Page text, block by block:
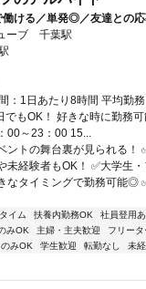
働ける／単発◎／友達との
ーブ 千葉駅
：1日あたり8時間 平均勤
でもOK！ 好きな時に勤務可
00～23：00 15...
ントの舞台裏が見られる！
未経験者もOK！ ✅大学生
なタイミングで勤務可能◎
イム 扶養内勤務OK 社員登用あ
みOK 主婦・主夫歓迎 フリータ
みOK 学生歓迎 転勤なし 未